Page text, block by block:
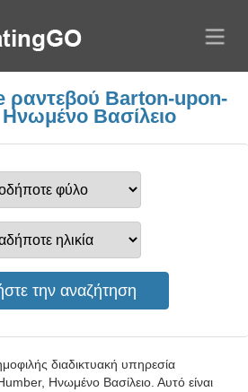
Barton-upon-
Βασίλειο
διαδικτυακή υπηρεσία
Ηνωμένο Βασίλειο. Αυτό είναι